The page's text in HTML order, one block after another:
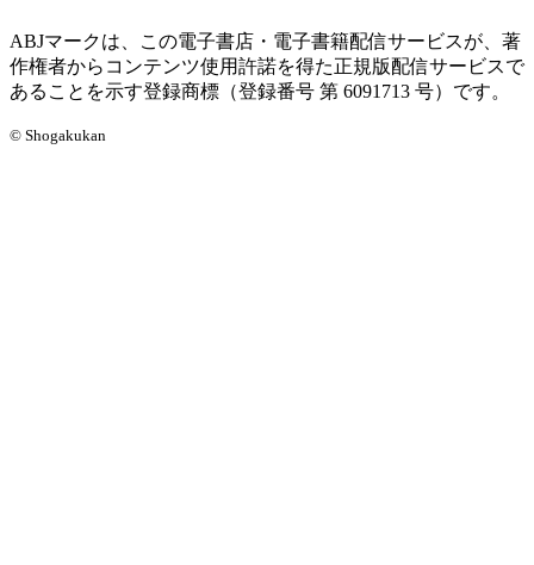
ABJマークは、この電子書店・電子書籍配信サービスが、著
作権者からコンテンツ使用許諾を得た正規版配信サービスで
あることを示す登録商標（登録番号 第 6091713 号）です。
© Shogakukan